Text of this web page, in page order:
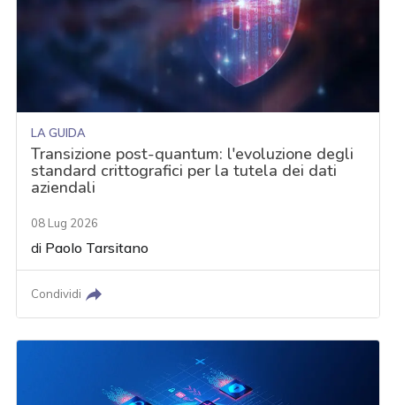
LA GUIDA
Transizione post-quantum: l'evoluzione degli
standard crittografici per la tutela dei dati
aziendali
08 Lug 2026
di Paolo Tarsitano
Condividi